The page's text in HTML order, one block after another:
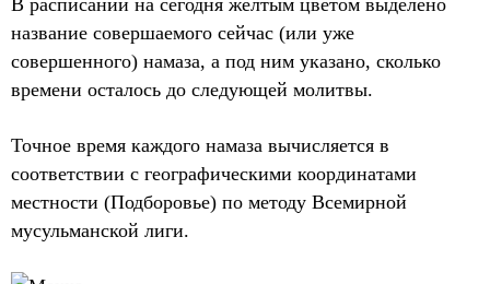
название совершаемого сейчас (или уже
совершенного) намаза, а под ним указано, сколько
времени осталось до следующей молитвы.
Точное время каждого намаза вычисляется в
соответствии с географическими координатами
местности (Подборовье) по методу Всемирной
мусульманской лиги.